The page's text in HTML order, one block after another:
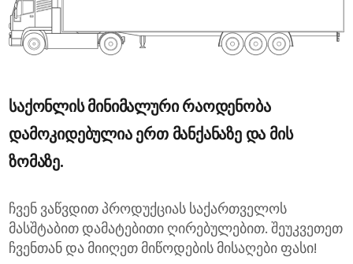
საქონლის მინიმალური რაოდენობა
დამოკიდებულია ერთ მანქანაზე და მის
ზომაზე.
ჩვენ ვაწვდით პროდუქციას საქართველოს
მასშტაბით დამატებითი ღირებულებით. შეუკვეთეთ
ჩვენთან და მიიღეთ მიწოდების მისაღები ფასი!